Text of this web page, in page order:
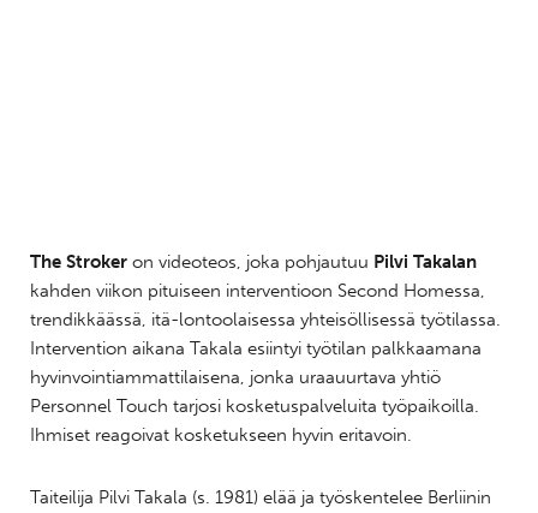
The Stroker on videoteos, joka pohjautuu Pilvi Takalan
kahden viikon pituiseen interventioon Second Homessa,
trendikkäässä, itä-lontoolaisessa yhteisöllisessä työtilassa.
Intervention aikana Takala esiintyi työtilan palkkaamana
hyvinvointiammattilaisena, jonka uraauurtava yhtiö
Personnel Touch tarjosi kosketuspalveluita työpaikoilla.
Ihmiset reagoivat kosketukseen hyvin eritavoin.
Taiteilija Pilvi Takala (s. 1981) elää ja työskentelee Berliinin